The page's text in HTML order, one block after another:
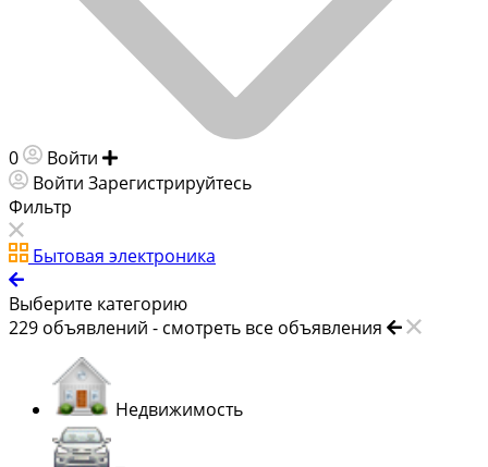
0 Войти
Войти Зарегистрируйтесь
Фильтр
Бытовая электроника
Выберите категорию
229 объявлений - смотреть все объявления
Недвижимость